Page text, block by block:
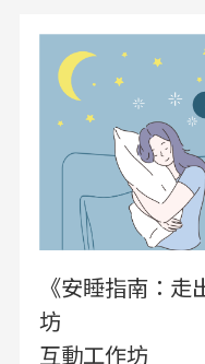
《安睡指南：
坊
互動工作坊